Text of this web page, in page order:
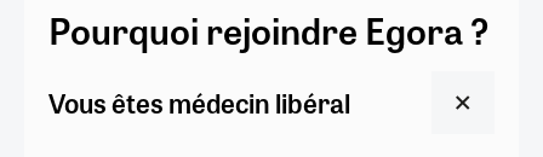
Pourquoi rejoindre Egora ?
Vous êtes médecin libéral